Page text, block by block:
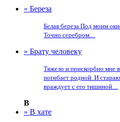
» Береза
Белая береза Под моим
Точно серебром....
» Брату человеку
Тяжело и прискорбно мне
погибает родной. И
враждует с его тишиной....
В
» В хате